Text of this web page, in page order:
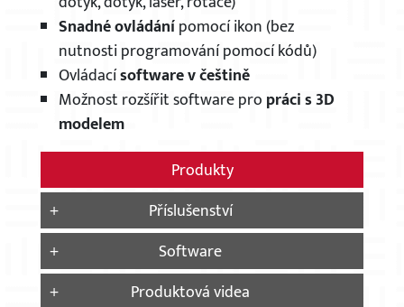
Snadné ovládánípomocí ikon (bez
nutnosti programování pomocí kódů)
Ovládacísoftware v češtině
Možnost rozšířit software pro práci s 3D
modelem
Produkty
Příslušenství
Software
Produktová videa